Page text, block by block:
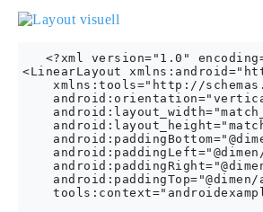
<?xml version="1.0"
<LinearLayout
xmlns:tools="http://